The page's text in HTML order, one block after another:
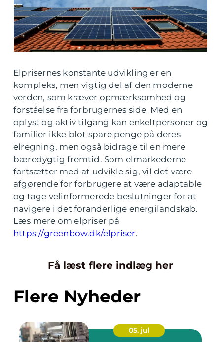
Elprisernes konstante udvikling er en
kompleks, men vigtig del af den moderne
verden, som kræver opmærksomhed og
forståelse fra forbrugernes side. Med en
oplyst og aktiv tilgang kan enkeltpersoner og
familier ikke blot spare penge på deres
elregning, men også bidrage til en mere
bæredygtig fremtid. Som elmarkederne
fortsætter med at udvikle sig, vil det være
afgørende for forbrugere at være adaptable
og tage velinformerede beslutninger for at
navigere i det foranderlige energilandskab.
Læs mere om elpriser på
https://greenbow.dk/elpriser.
Få læst flere indlæg her
Flere Nyheder
05. jul